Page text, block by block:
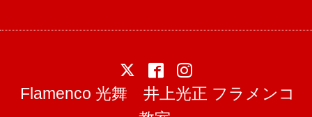
Flamenco 光舞 井上光正 フラメンコ